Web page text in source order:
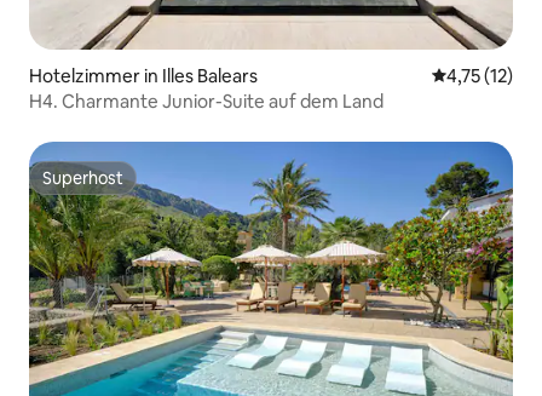
Hotelzimmer in Illes Balears
4,75 (12)
H4. Charmante Junior-Suite auf dem Land
Superhost
Superhost